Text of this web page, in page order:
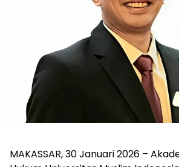
MAKASSAR, 30 Januari 2026 –